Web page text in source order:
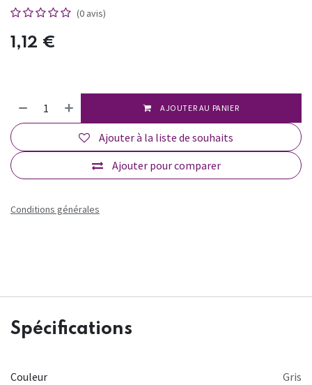
(0 avis)
1,12 €
AJOUTER AU PANIER
Ajouter pour comparer
Ajouter à la liste de souhaits
Conditions générales
Spécifications
Couleur Gris